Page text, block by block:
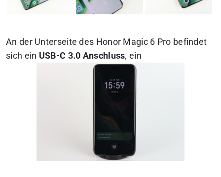
An der Unterseite des Honor Magic 6 Pro befindet
sich ein USB-C 3.0 Anschluss, ein